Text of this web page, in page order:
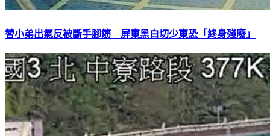
替小弟出氣反被斷手腳筋 屏東黑白切少東恐「終身殘廢」